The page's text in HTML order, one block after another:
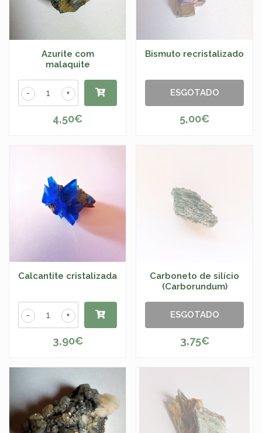
Azurite com
malaquite
+
-
4,50€
Bismuto recristalizado
ESGOTADO
5,00€
Calcantite cristalizada
+
-
3,90€
Carboneto de silício
(Carborundum)
ESGOTADO
3,75€